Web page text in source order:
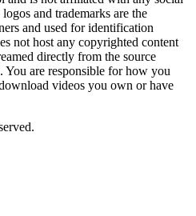
and trademarks are the
and used for identification
not host any copyrighted content
directly from the source
are responsible for how you
videos you own or have